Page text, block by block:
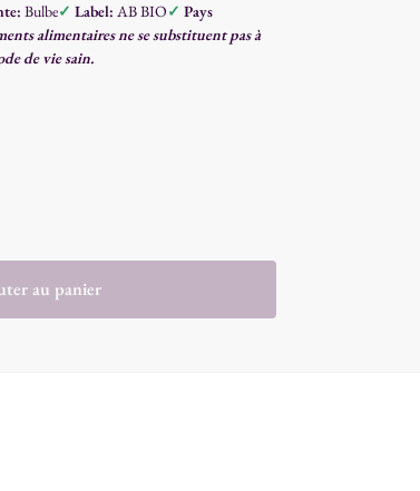
Bulbe✓ Label: AB BIO✓ Pays
alimentaires ne se substituent pas à
de vie sain.
au panier